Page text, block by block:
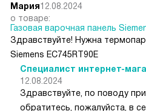
Мария12.08.2024
о товаре:
Газовая варочная панель
Здравствуйте! Нужна
Siemens EC745RT90E
Специалист интернет-
12.08.2024
Здравствуйте, по поводу
обратитесь, пожалуйста, в